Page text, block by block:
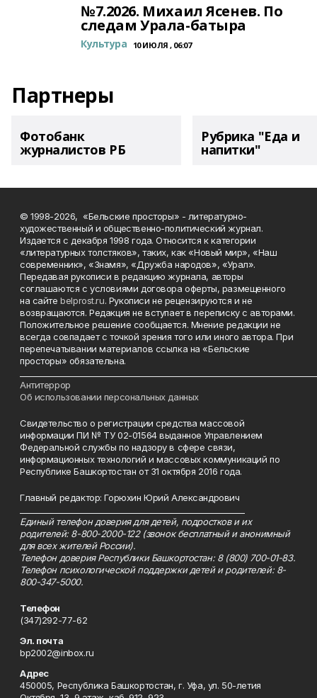
№7.2026. Михаил Ясенев. По
следам Урала-батыра
Культура 10 ИЮЛЯ , 06:07
Партнеры
Фотобанк
журналистов РБ
Рубрика "Еда и
напитки"
© 1998-2026, «Бельские просторы» - литературно-
художественный и общественно-политический журнал.
Издается с декабря 1998 года. Относится к категории
«литературных толстяков», таких, как «Новый мир», «Наш
современник», «Знамя», «Дружба народов», «Урал».
Передавая рукописи в редакцию журнала, авторы
соглашаются с условиями договора оферты, размещенного
на сайтеbelprost.ru. Рукописи не рецензируются и не
возвращаются. Редакция не вступает в переписку с авторами.
Положительное решение сообщается. Мнение редакции не
всегда совпадает с точкой зрения того или иного автора. При
перепечатывании материалов ссылка на «Бельские
просторы» обязательна.
Антитеррор
Об использовании персональных данных
Свидетельство о регистрации средства массовой
информации ПИ № ТУ 02-01564 выданное Управлением
Федеральной службы по надзору в сфере связи,
информационных технологий и массовых коммуникаций по
Республике Башкортостан от 31 октября 2016 года.
Главный редактор: Горюхин Юрий Александрович
Единый телефон доверия для детей, подростков и их
родителей: 8-800-2000-122 (звонок бесплатный и анонимный
для всех жителей России).
Телефон доверия Республики Башкортостан: 8 (800) 700-01-83.
Телефон психологической поддержки детей и родителей: 8-
800-347-5000.
Телефон
(347)292-77-62
Эл. почта
bp2002@inbox.ru
Адрес
450005, Республика Башкортостан, г. Уфа, ул. 50-летия